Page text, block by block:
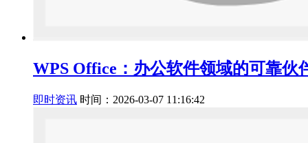
WPS Office：办公软件领域的可靠伙
即时资讯 时间：2026-03-07 11:16:42